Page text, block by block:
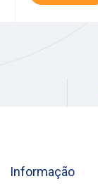
Informação